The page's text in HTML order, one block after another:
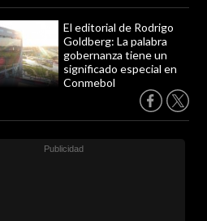
El editorial de Rodrigo
Goldberg: La palabra
gobernanza tiene un
significado especial en
Conmebol